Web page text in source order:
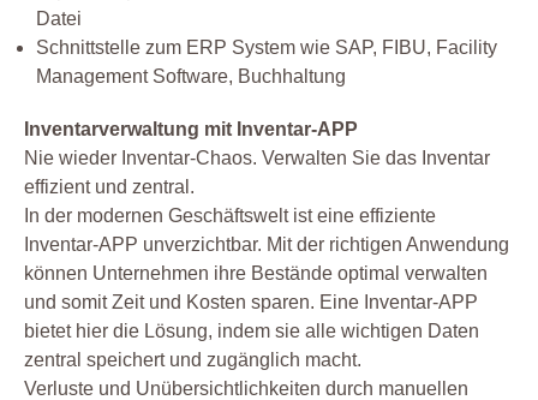
Datei
Schnittstelle zum ERP System wie SAP, FIBU, Facility
Management Software, Buchhaltung
Inventarverwaltung mit Inventar-APP
Nie wieder Inventar-Chaos. Verwalten Sie das Inventar
effizient und zentral.
In der modernen Geschäftswelt ist eine effiziente
Inventar-APP unverzichtbar. Mit der richtigen Anwendung
können Unternehmen ihre Bestände optimal verwalten
und somit Zeit und Kosten sparen. Eine Inventar-APP
bietet hier die Lösung, indem sie alle wichtigen Daten
zentral speichert und zugänglich macht.
Verluste und Unübersichtlichkeiten durch manuellen